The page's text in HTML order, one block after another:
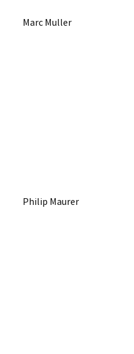
Marc Muller
Philip Maurer